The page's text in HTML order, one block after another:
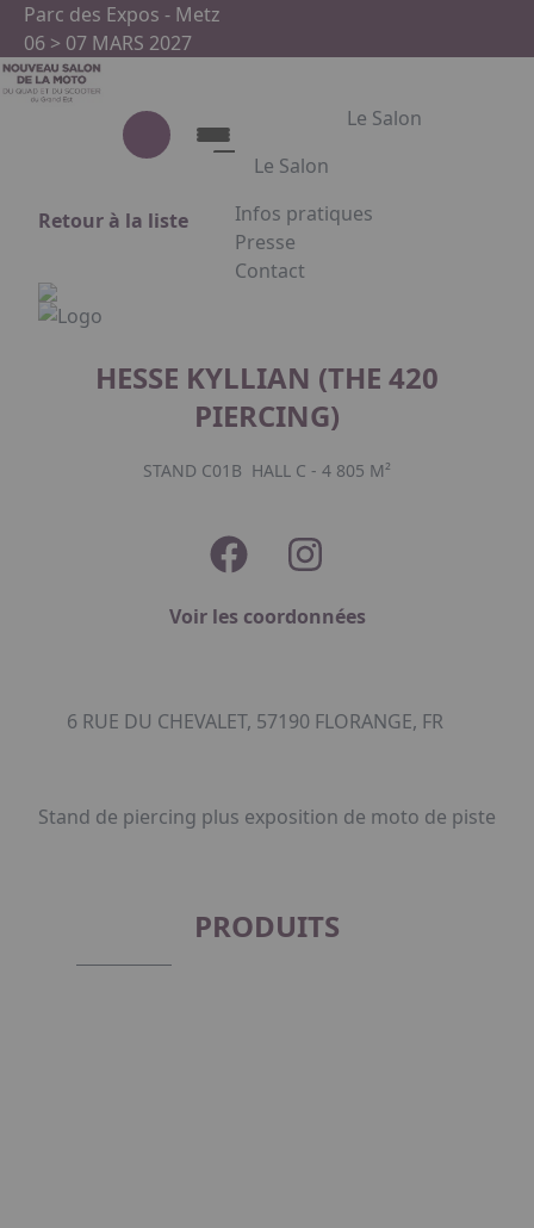
Aller au contenu principal
Parc des Expos - Metz
06 > 07 MARS 2027
Le Salon
Le Salon
Le Salon
Présentation du salon
Infos pratiques
Presse
Contact
Retour à la liste
HESSE KYLLIAN (THE 420
PIERCING)
STAND C01B HALL C - 4 805 M²
Voir les coordonnées
6 RUE DU CHEVALET, 57190 FLORANGE, FR
Stand de piercing plus exposition de moto de piste
PRODUITS
Panneau de gestion des cookies